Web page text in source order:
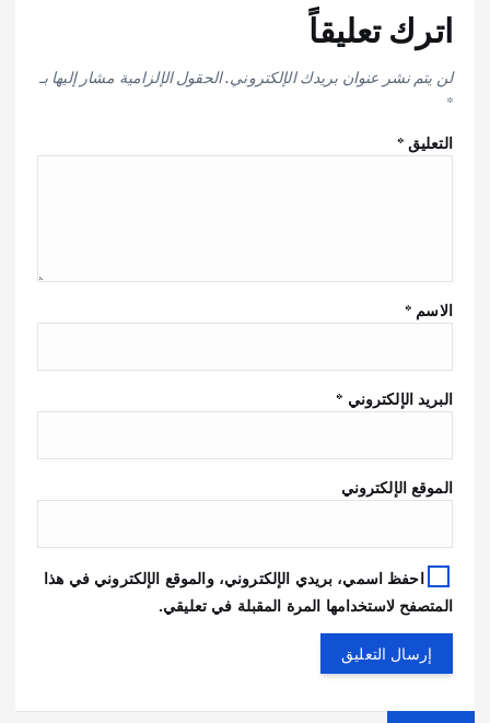
اترك تعليقاً
لن يتم نشر عنوان بريدك الإلكتروني.الحقول الإلزامية مشار إليها بـ
*
التعليق*
الاسم *
البريد الإلكتروني *
الموقع الإلكتروني
احفظ اسمي، بريدي الإلكتروني، والموقع الإلكتروني في هذا
المتصفح لاستخدامها المرة المقبلة في تعليقي.